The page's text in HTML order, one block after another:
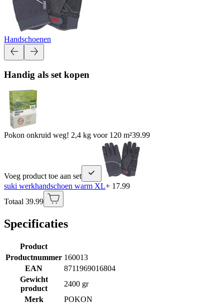
Handschoenen
Handig als set kopen
Pokon onkruid weg! 2,4 kg voor 120 m²39.99
Voeg product toe aan set
suki werkhandschoen warm XL+ 17.99
Totaal 39.99
Specificaties
Product
Productnummer 160013
EAN
8711969016804
Gewicht
product
2400 gr
Merk
POKON